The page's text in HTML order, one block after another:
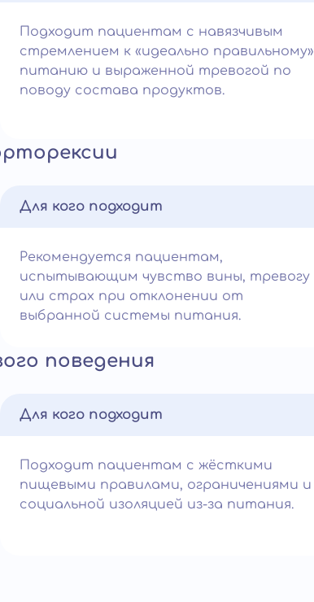
Подходит пациентам с навязчивым
стремлением к «идеально правильному»
питанию и выраженной тревогой по
поводу состава продуктов.
Для кого подходит
Рекомендуется пациентам,
испытывающим чувство вины, тревогу
или страх при отклонении от
выбранной системы питания.
поведения
Для кого подходит
Подходит пациентам с жёсткими
пищевыми правилами, ограничениями и
социальной изоляцией из-за питания.